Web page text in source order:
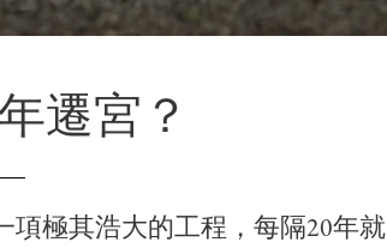
遷宮？
項極其浩大的工程，每隔20年就